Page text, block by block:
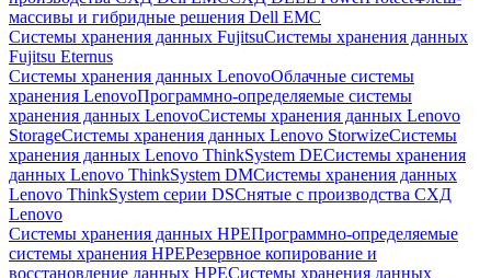
массивы и гибридные решения Dell EMC
Системы хранения данных FujitsuСистемы хранения данных
Fujitsu Eternus
Системы хранения данных LenovoОблачные системы
хранения LenovoПрограммно-определяемые системы
хранения данных LenovoСистемы хранения данных Lenovo
StorageСистемы хранения данных Lenovo StorwizeСистемы
хранения данных Lenovo ThinkSystem DEСистемы хранения
данных Lenovo ThinkSystem DMСистемы хранения данных
Lenovo ThinkSystem серии DSСнятые с производства СХД
Lenovo
Системы хранения данных HPEПрограммно-определяемые
системы хранения HPEРезервное копирование и
восстановление данных HPEСистемы хранения данных